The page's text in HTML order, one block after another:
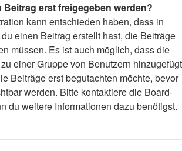
Beitrag erst freigegeben werden?
kann entschieden haben, dass in
einen Beitrag erstellt hast, die Beiträge
müssen. Es ist auch möglich, dass die
einer Gruppe von Benutzern hinzugefügt
Beiträge erst begutachten möchte, bevor
werden. Bitte kontaktiere die Board-
du weitere Informationen dazu benötigst.